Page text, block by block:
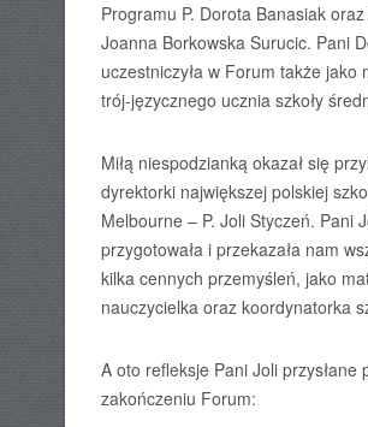
Programu P. Dorota Banasiak oraz
Joanna Borkowska Surucic. Pani
uczestniczyła w Forum także jako
trój-języcznego ucznia szkoły
Miłą niespodzianką okazał się
dyrektorki największej polskiej
Melbourne – P. Joli Styczeń. Pani
przygotowała i przekazała nam
kilka cennych przemyśleń, jako
nauczycielka oraz koordynatorka
A oto refleksje Pani Joli przysłane
zakończeniu Forum: